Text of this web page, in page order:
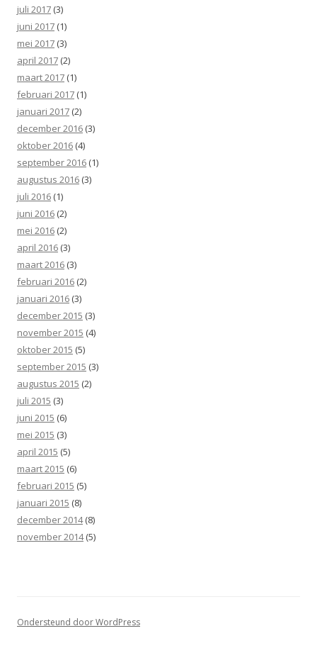
juli 2017 (3)
juni 2017 (1)
mei 2017 (3)
april 2017 (2)
maart 2017 (1)
februari 2017 (1)
januari 2017 (2)
december 2016 (3)
oktober 2016 (4)
september 2016 (1)
augustus 2016 (3)
juli 2016 (1)
juni 2016 (2)
mei 2016 (2)
april 2016 (3)
maart 2016 (3)
februari 2016 (2)
januari 2016 (3)
december 2015 (3)
november 2015 (4)
oktober 2015 (5)
september 2015 (3)
augustus 2015 (2)
juli 2015 (3)
juni 2015 (6)
mei 2015 (3)
april 2015 (5)
maart 2015 (6)
februari 2015 (5)
januari 2015 (8)
december 2014(8)
november 2014(5)
Ondersteund door WordPress